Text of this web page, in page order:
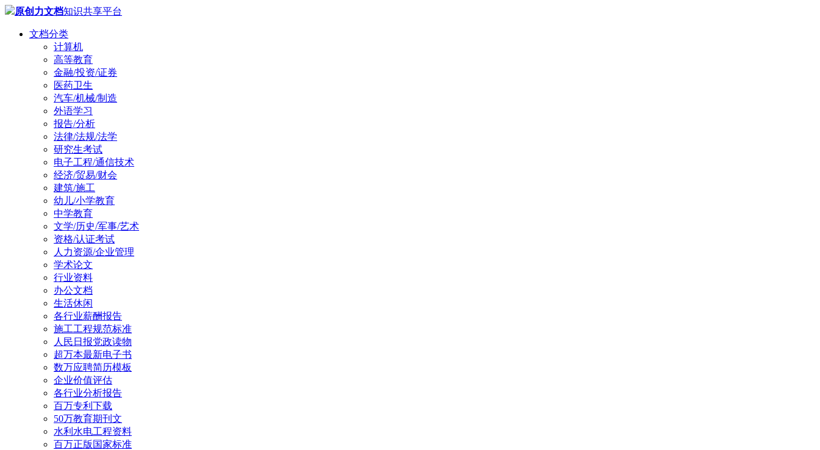
原创力文档知识共享平台
文档分类
计算机
高等教育
金融/投资/证券
医药卫生
汽车/机械/制造
外语学习
报告/分析
法律/法规/法学
研究生考试
电子工程/通信技术
经济/贸易/财会
建筑/施工
幼儿/小学教育
中学教育
文学/历史/军事/艺术
资格/认证考试
人力资源/企业管理
学术论文
行业资料
办公文档
生活休闲
各行业薪酬报告
施工工程规范标准
人民日报党政读物
超万本最新电子书
数万应聘简历模板
企业价值评估
各行业分析报告
百万专利下载
50万教育期刊文
水利水电工程资料
百万正版国家标准